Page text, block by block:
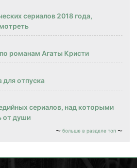
сериалов 2018 года,
романам Агаты Кристи
для отпуска
сериалов, над которыми
от души
больше в разделе топ